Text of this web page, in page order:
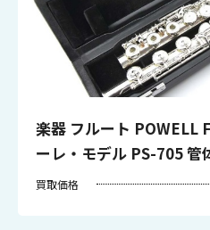
楽器 フルート POWELL
ーレ・モデル PS-705 管
買取価格